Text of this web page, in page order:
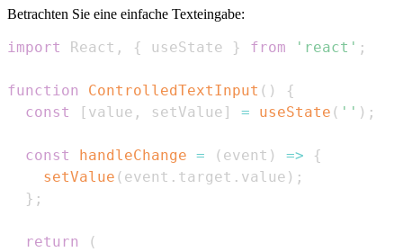
Betrachten Sie eine einfache Texteingabe:
import React , { useState } from 'react' ;
function ControlledTextInput ( )
{
const
[ value , setValue ] = useState ( '' ) ;
const handleChange = ( event ) =>
{
setValue ( event . target . value ) ;
} ;
return
(